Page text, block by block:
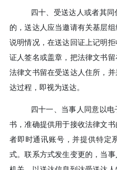
四十、 受送达人或者其
的，送达人应当邀请有关基层
说明情况，在送达回证上记明
证人签名或盖章，把法律文书
法律文书留在受送达人住所，
达过程，即视为送达。
四十一、 当事人同意以
书，准确提供用于接收法律文
者即时通讯账号，并提供特定
式。联系方式发生变更的，当